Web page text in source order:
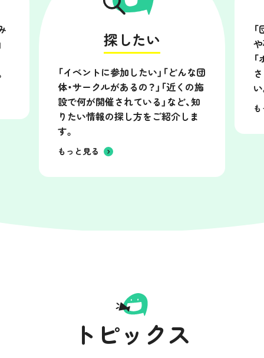
探したい
「イベントに参加したい」「どんな団
体・サークルがあるの？」「近くの施
設で何が開催されている」など、知
りたい情報の探し方をご紹介しま
す。
もっと見る
い
も
トピックス